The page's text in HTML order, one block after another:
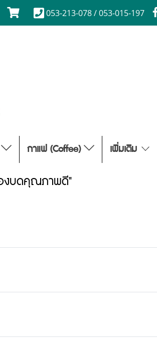
053-213-078 / 053-015-197
กาแฟ (Coffee) เพิ่มเติม
งบดคุณภาพดี"